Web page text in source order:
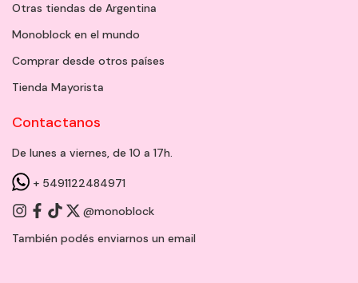
Otras tiendas de Argentina
Monoblock en el mundo
Comprar desde otros países
Tienda Mayorista
Contactanos
De lunes a viernes, de 10 a 17h.
+ 5491122484971
@monoblock
También podés enviarnos un email